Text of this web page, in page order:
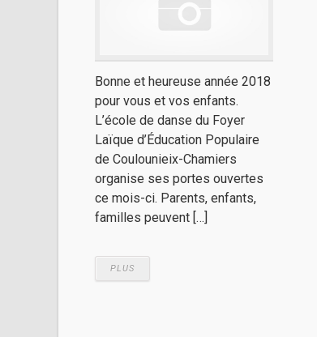
Bonne et heureuse année 2018
pour vous et vos enfants.
L’école de danse du Foyer
Laïque d’Éducation Populaire
de Coulounieix-Chamiers
organise ses portes ouvertes
ce mois-ci. Parents, enfants,
familles peuvent […]
PLUS